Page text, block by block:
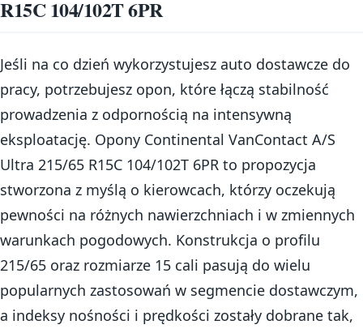
R15C 104/102T 6PR
Jeśli na co dzień wykorzystujesz auto dostawcze do
pracy, potrzebujesz opon, które łączą stabilność
prowadzenia z odpornością na intensywną
eksploatację. Opony Continental VanContact A/S
Ultra 215/65 R15C 104/102T 6PR to propozycja
stworzona z myślą o kierowcach, którzy oczekują
pewności na różnych nawierzchniach i w zmiennych
warunkach pogodowych. Konstrukcja o profilu
215/65 oraz rozmiarze 15 cali pasują do wielu
popularnych zastosowań w segmencie dostawczym,
a indeksy nośności i prędkości zostały dobrane tak,